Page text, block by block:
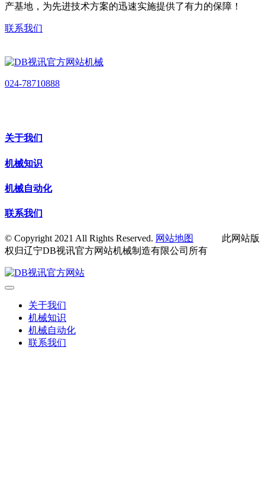
产基地，为先进技术方案的迅速实施提供了有力的保障！
联系我们
024-78710888
关于我们
机械知识
机械自动化
联系我们
© Copyright 2021 All Rights Reserved. 网站地图
此网站版
权归辽宁DB视讯官方网站机械制造有限公司所有
关于我们
机械知识
机械自动化
联系我们